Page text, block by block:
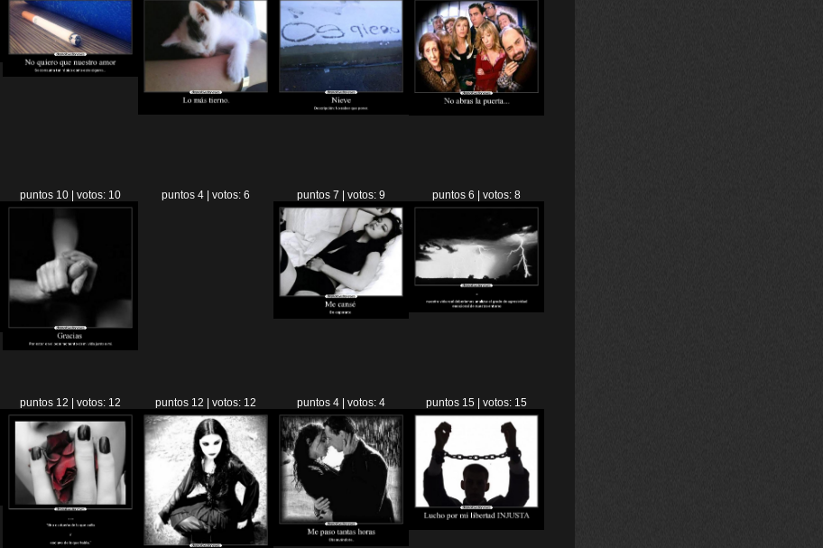
puntos 10 | votos: 10 puntos 4 | votos: 6 puntos 7 | votos: 9 puntos 6 | votos: 8
puntos 12 | votos: 12 puntos 12 | votos: 12 puntos 4 | votos: 4 puntos 15 | votos: 15